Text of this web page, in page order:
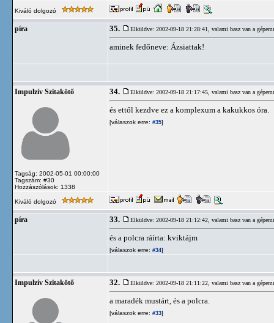
Kiváló dolgozó
píra 35. Elküldve: 2002-09-18 21:28:41, valami basz van a
aminek fedőneve: Ázsiattak!
Impulzív Szitakötő
Tagság: 2002-05-01 00:00:00
Tagszám: #30
Hozzászólások: 1338
34. Elküldve: 2002-09-18 21:17:45, valami basz van a
és ettől kezdve ez a komplexum a kakukkos óra.
[válaszok erre: #35]
Kiváló dolgozó
píra 33. Elküldve: 2002-09-18 21:12:42, valami basz van a
és a polcra ráírta: kviktájm
[válaszok erre: #34]
Impulzív Szitakötő 32. Elküldve: 2002-09-18 21:11:22, valami basz van a
a maradék mustárt, és a polcra.
[válaszok erre: #33]